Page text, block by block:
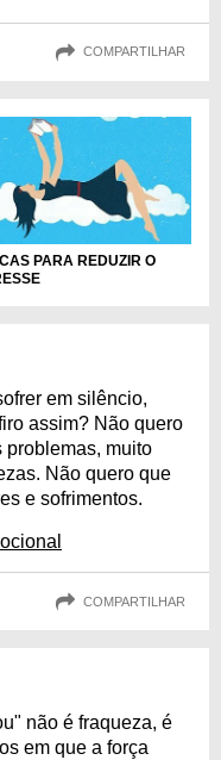
COMPARTILHAR
PARA REDUZIR O
em silêncio,
assim? Não quero
problemas, muito
Não quero que
e sofrimentos.
COMPARTILHAR
não é fraqueza, é
em que a força